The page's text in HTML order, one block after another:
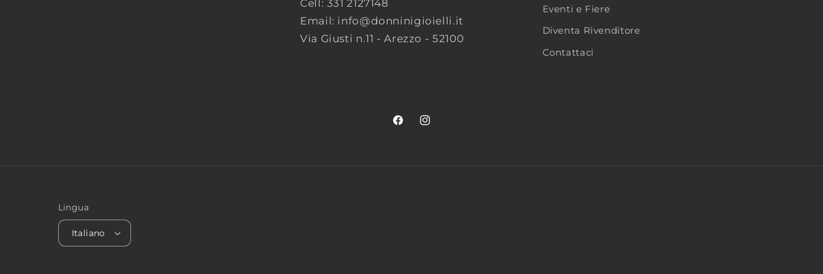
Cell: 331 2127148
Email: info@donninigioielli.it
Via Giusti n.11 - Arezzo - 52100
Eventi e Fiere
Diventa Rivenditore
Contattaci
FacebookInstagram
Lingua
Italiano